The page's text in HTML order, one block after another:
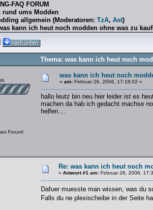
FAQ FORUM
rund ums Modden
allgemein(Moderatoren: TzA, Ast)
kann ich heut noch modden ohne was zu
Thema: was kann ich heut noch
Forum!
was kann ich heut noch
« am:Februar 26, 2006, 17:18:02 »
hallo leutz bin neu hier leider ist es
machen da hab ich gedacht machse
helfen....
Re: was kann ich heut noch
« Antwort #1 am:Februar 26, 2006,
Dafuer muesste man wissen, was du
Falls du ne plexischeibe in der Seite